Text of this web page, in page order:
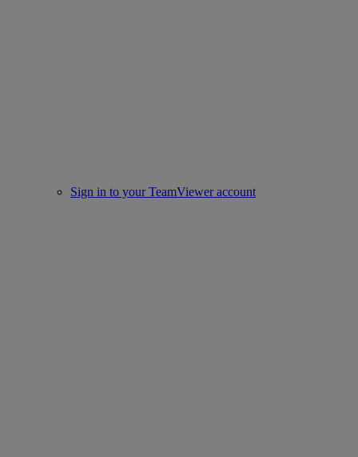
Sign in to your TeamViewer account